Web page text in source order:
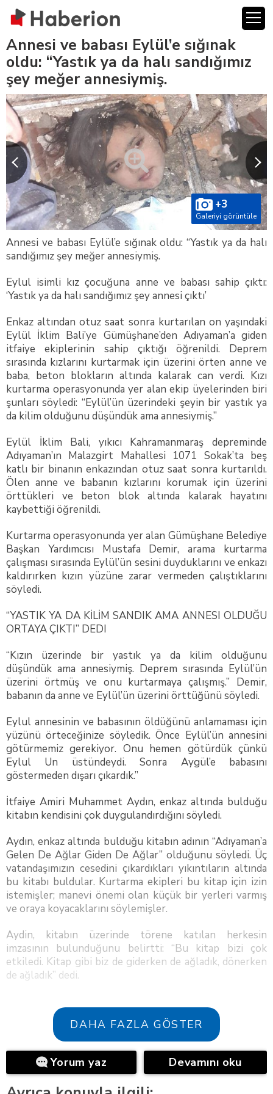
Annesi ve babası Eylül’e sığınak
oldu: “Yastık ya da halı sandığımız
şey meğer annesiymiş.
+3
Galeriyi görüntüle
Annesi ve babası Eylül’e sığınak oldu: “Yastık ya da halı
sandığımız şey meğer annesiymiş.
Eylul isimli kız çocuğuna anne ve babası sahip çıktı:
‘Yastık ya da halı sandığımız şey annesi çıktı’
Enkaz altından otuz saat sonra kurtarılan on yaşındaki
Eylül İklim Bali’ye Gümüşhane’den Adıyaman’a giden
itfaiye ekiplerinin sahip çıktığı öğrenildi. Deprem
sırasında kızlarını kurtarmak için üzerini örten anne ve
baba, beton blokların altında kalarak can verdi. Kızı
kurtarma operasyonunda yer alan ekip üyelerinden biri
şunları söyledi: “Eylül’ün üzerindeki şeyin bir yastık ya
da kilim olduğunu düşündük ama annesiymiş.”
Eylül İklim Bali, yıkıcı Kahramanmaraş depreminde
Adıyaman’ın Malazgirt Mahallesi 1071 Sokak’ta beş
katlı bir binanın enkazından otuz saat sonra kurtarıldı.
Ölen anne ve babanın kızlarını korumak için üzerini
örttükleri ve beton blok altında kalarak hayatını
kaybettiği öğrenildi.
Kurtarma operasyonunda yer alan Gümüşhane Belediye
Başkan Yardımcısı Mustafa Demir, arama kurtarma
çalışması sırasında Eylül’ün sesini duyduklarını ve enkazı
kaldırırken kızın yüzüne zarar vermeden çalıştıklarını
söyledi.
“YASTIK YA DA KİLİM SANDIK AMA ANNESI OLDUĞU
ORTAYA ÇIKTI” DEDI
“Kızın üzerinde bir yastık ya da kilim olduğunu
düşündük ama annesiymiş. Deprem sırasında Eylül’ün
üzerini örtmüş ve onu kurtarmaya çalışmış.” Demir,
babanın da anne ve Eylül’ün üzerini örttüğünü söyledi.
Eylul annesinin ve babasının öldüğünü anlamaması için
yüzünü örteceğinize söyledik. Önce Eylül’ün annesini
götürmemiz gerekiyor. Onu hemen götürdük çünkü
Eylul Un üstündeydi. Sonra Aygül’e babasını
göstermeden dışarı çıkardık.”
İtfaiye Amiri Muhammet Aydın, enkaz altında bulduğu
kitabın kendisini çok duygulandırdığını söyledi.
Aydın, enkaz altında bulduğu kitabın adının “Adıyaman’a
Gelen De Ağlar Giden De Ağlar” olduğunu söyledi. Üç
vatandaşımızın cesedini çıkardıkları yıkıntıların altında
bu kitabı buldular. Kurtarma ekipleri bu kitap için izin
istemişler; manevi önemi olan küçük bir yerleri varmış
ve oraya koyacaklarını söylemişler.
Aydin, kitabın üzerinde törene katılan herkesin
imzasının bulunduğunu belirtti: “Bu kitap bizi çok
etkiledi. Kitap gibi biz de giderken de ağladık, dönerken
de ağladık” dedi.
DAHA FAZLA GÖSTER
Yorum yaz Devamını oku